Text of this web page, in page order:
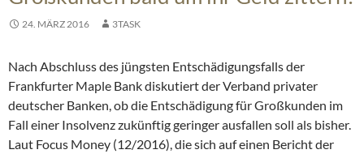
24. MÄRZ 2016 3TASK
Nach Abschluss des jüngsten Entschädigungsfalls der
Frankfurter Maple Bank diskutiert der Verband privater
deutscher Banken, ob die Entschädigung für Großkunden im
Fall einer Insolvenz zukünftig geringer ausfallen soll als bisher.
Laut Focus Money (12/2016), die sich auf einen Bericht der